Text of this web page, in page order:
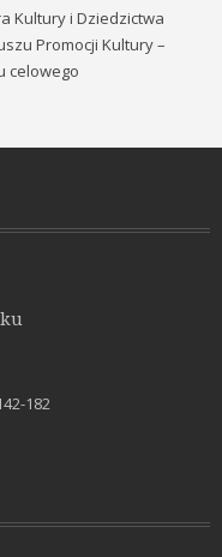
Kultury i Dziedzictwa
Promocji Kultury –
celowego
182